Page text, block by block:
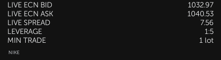
LIVE ECN BID
1032.97
LIVE ECN ASK
1040.53
LIVE SPREAD
7.56
LEVERAGE
1:5
MIN TRADE
1 lot
NIKE